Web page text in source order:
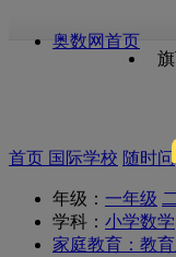
奥数网首页
首页 国际学校 随时问
年级： 一年级
学科： 小学数学
家庭教育： 教